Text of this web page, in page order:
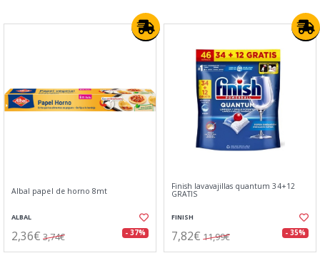
Albal papel de horno 8mt
ALBAL
2,36€ 3,74€ - 37%
Finish lavavajillas quantum 34+12
GRATIS
FINISH
7,82€ 11,99€ - 35%